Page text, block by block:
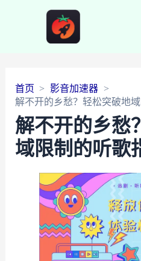
首页
影音加速器
解不开的乡愁？轻松突破地
解不开的乡愁
域限制的听歌